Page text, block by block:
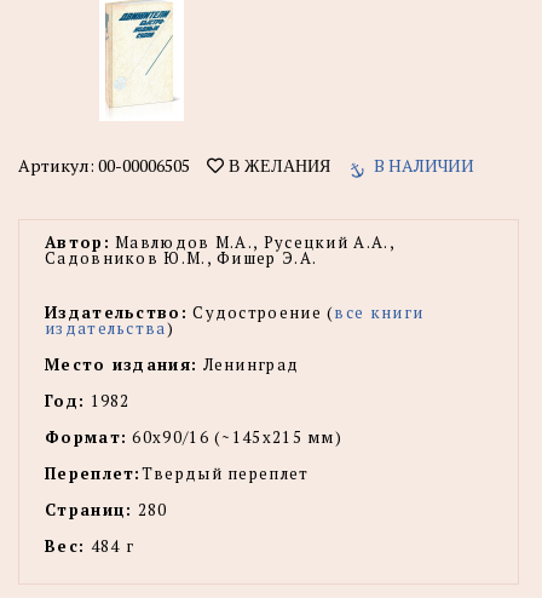
Артикул: 00-00006505 В ЖЕЛАНИЯ В НАЛИЧИИ
Автор: Мавлюдов М.А., Русецкий А.А.,
Садовников Ю.М., Фишер Э.А.
Издательство: Судостроение (все книги
издательства)
Место издания: Ленинград
Год: 1982
Формат: 60x90/16 (~145х215 мм)
Переплет:Твердый переплет
Страниц: 280
Вес: 484 г